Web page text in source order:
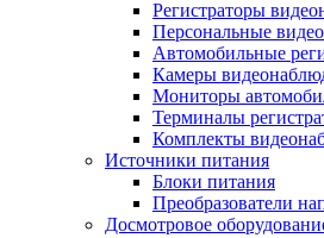
Регистраторы
Персональные
Автомобильные
Камеры
Мониторы
Терминалы
Комплекты
Источники питания
Блоки питания
Преобразователи
Досмотровое